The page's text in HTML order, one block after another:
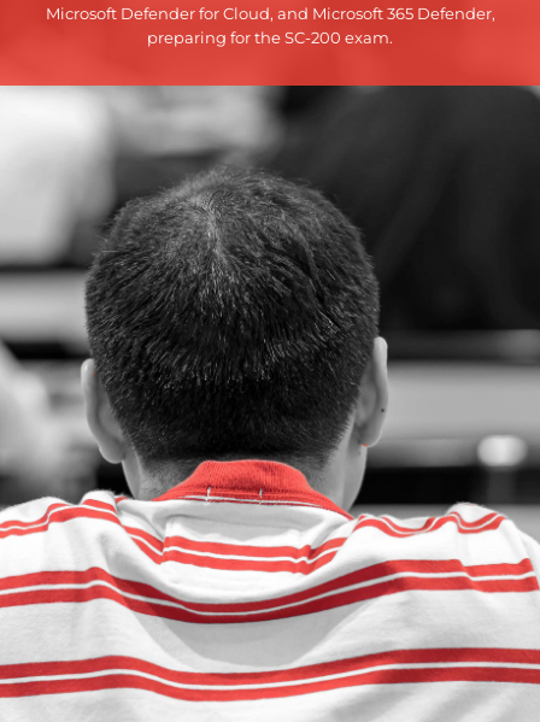
Microsoft Defender for Cloud, and Microsoft 365 Defender,
preparing for the SC-200 exam.